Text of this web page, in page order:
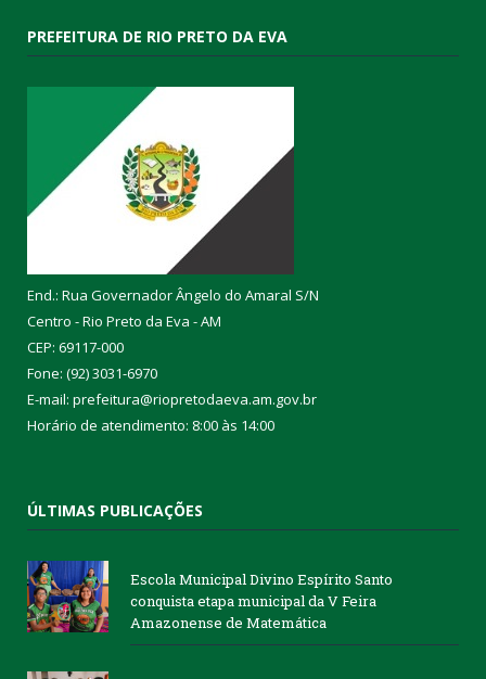
PREFEITURA DE RIO PRETO DA EVA
End.: Rua Governador Ângelo do Amaral S/N
Centro - Rio Preto da Eva - AM
CEP: 69117-000
Fone: (92) 3031-6970
E-mail: prefeitura@riopretodaeva.am.gov.br
Horário de atendimento: 8:00 às 14:00
ÚLTIMAS PUBLICAÇÕES
Escola Municipal Divino Espírito Santo
conquista etapa municipal da V Feira
Amazonense de Matemática